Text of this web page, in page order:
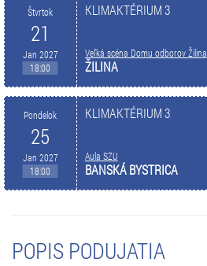
Štvrtok
21
Jan 2027
18:00
KLIMAKTÉRIUM 3
Veľká scéna Domu odborov Žilina
ŽILINA
Pondelok
25
Jan 2027
18:00
KLIMAKTÉRIUM 3
Aula SZU
BANSKÁ BYSTRICA
POPIS PODUJATIA